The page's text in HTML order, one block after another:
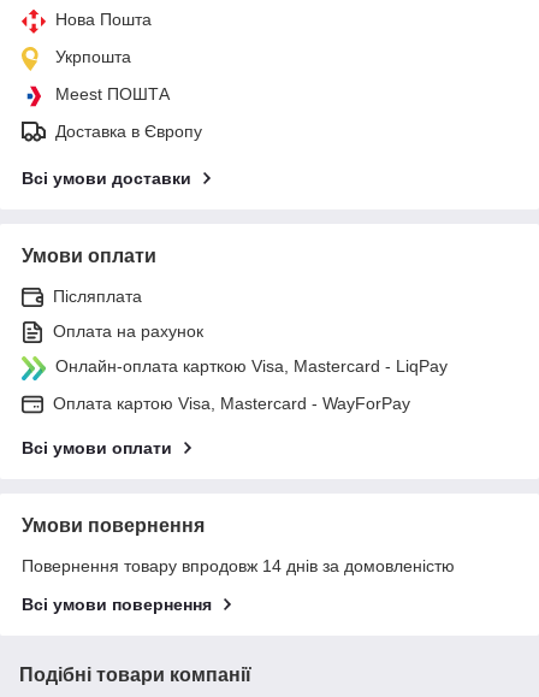
Нова Пошта
Укрпошта
Meest ПОШТА
Доставка в Європу
Всі умови доставки
Умови оплати
Післяплата
Оплата на рахунок
Онлайн-оплата карткою Visa, Mastercard - LiqPay
Оплата картою Visa, Mastercard - WayForPay
Всі умови оплати
Умови повернення
Повернення товару впродовж 14 днів за домовленістю
Всі умови повернення
Подібні товари компанії